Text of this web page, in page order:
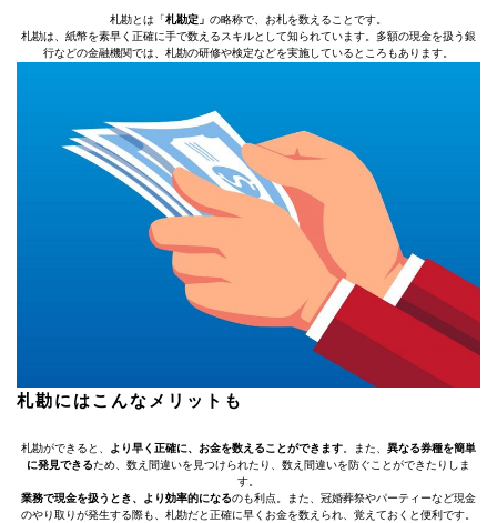
札勘とは「札勘定」 の略称で、お札を数えることです。
札勘は、紙幣を素早く正確に手で数えるスキルとして知られています。多額の現金を扱う銀
行などの金融機関では、札勘の研修や検定などを実施しているところもあります。
札勘にはこんなメリットも
札勘ができると、 より早く正確に、お金を数えることができます 。また、 異なる券種を簡単
に発見できるため、数え間違いを見つけられたり、数え間違いを防ぐことができたりしま
す。
業務で現金を扱うとき、より効率的になるのも利点。また、冠婚葬祭やパーティーなど現金
のやり取りが発生する際も、札勘だと正確に早くお金を数えられ、覚えておくと便利です。